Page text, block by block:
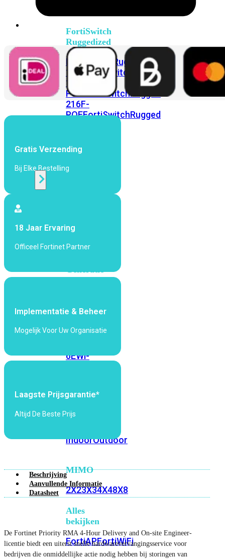
FortiSwitch
Ruggedized
FortiSwitchRugged
108F FortiSwitchRugged
112F-
POEFortiSwitchRugged
216F-
POEFortiSwitchRugged
WiFi
bekijken
Wi-
Generatie
5 Wi-
6Wi-
6EWi-
Wi-
Fi
Omgeving
IndoorOutdoor
MIMO
2X23X34X48X8
Alles
bekijken
FortiAPFortiWiFi
Gratis Verzending
Bij Elke Bestelling
18 Jaar Ervaring
Officeel Fortinet Partner
Implementatie & Beheer
Mogelijk Voor Uw Organisatie
Laagste Prijsgarantie*
Altijd De Beste Prijs
Beschrijving
Aanvullende Informatie
Datasheet
De Fortinet Priority RMA 4-Hour Delivery and On-site Engineer-
licentie biedt een uiterst snelle hardwarevervangingsservice voor
bedrijven die onmiddellijke actie nodig hebben bij storingen van